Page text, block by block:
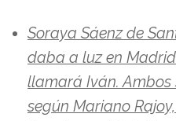
Soraya Sáenz de
daba a luz en
llamará Iván. Ambos
según Mariano